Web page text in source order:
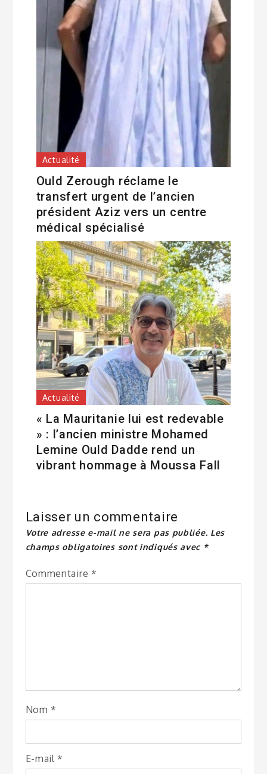
Actualité
Ould Zerough réclame le
transfert urgent de l’ancien
président Aziz vers un centre
médical spécialisé
Actualité
« La Mauritanie lui est redevable
» : l’ancien ministre Mohamed
Lemine Ould Dadde rend un
vibrant hommage à Moussa Fall
Laisser un commentaire
Votre adresse e-mail ne sera pas publiée. Les
champs obligatoires sont indiqués avec *
Commentaire *
Nom *
E-mail *